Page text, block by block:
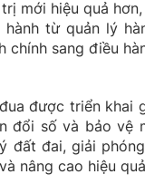
mới hiệu quả
từ quản lý
chính sang điều
được triển
đổi số và bảo
đất đai, giải
nâng cao hiệu